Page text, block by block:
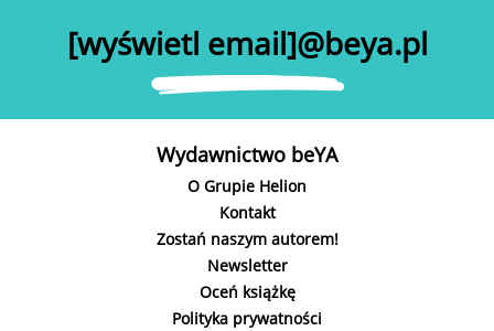
[wyświetl email]@beya.pl
Wydawnictwo beYA
O Grupie Helion
Kontakt
Zostań naszym autorem!
Newsletter
Oceń książkę
Polityka prywatności